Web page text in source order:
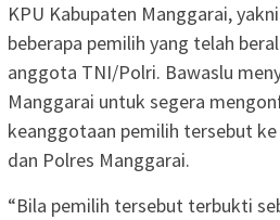
KPU Kabupaten Manggarai,
beberapa pemilih yang telah
anggota TNI/Polri. Bawaslu
Manggarai untuk segera
keanggotaan pemilih tersebut
dan Polres Manggarai.
“Bila pemilih tersebut terbukti